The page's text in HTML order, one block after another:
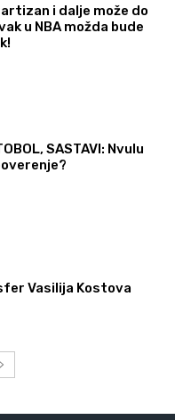
i dalje može do
u NBA možda bude
SASTAVI: Nvulu
Vasilija Kostova